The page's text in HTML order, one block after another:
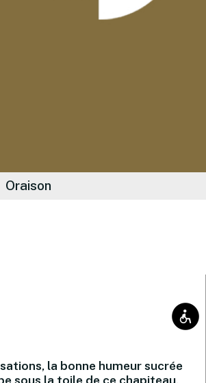
Oraison
la bonne humeur sucrée
sous la toile de ce chapiteau,